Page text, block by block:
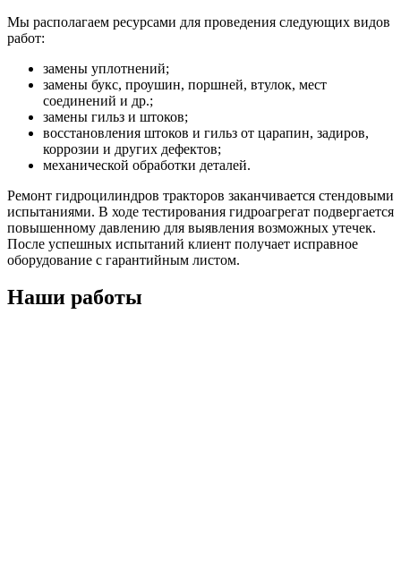
Мы располагаем ресурсами для проведения следующих видов
работ:
замены уплотнений;
замены букс, проушин, поршней, втулок, мест
соединений и др.;
замены гильз и штоков;
восстановления штоков и гильз от царапин, задиров,
коррозии и других дефектов;
механической обработки деталей.
Ремонт гидроцилиндров тракторов заканчивается стендовыми
испытаниями. В ходе тестирования гидроагрегат подвергается
повышенному давлению для выявления возможных утечек.
После успешных испытаний клиент получает исправное
оборудование с гарантийным листом.
Наши работы